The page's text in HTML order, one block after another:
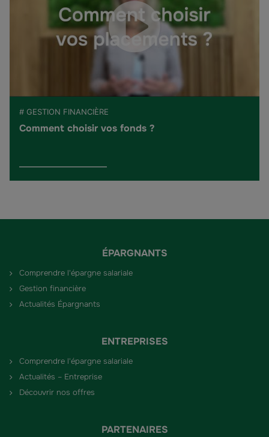
# GESTION FINANCIÈRE
Comment choisir vos fonds ?
ÉPARGNANTS
Comprendre l'épargne salariale
Gestion financière
Actualités Épargnants
ENTREPRISES
Comprendre l'épargne salariale
Actualités – Entreprise
Découvrir nos offres
PARTENAIRES